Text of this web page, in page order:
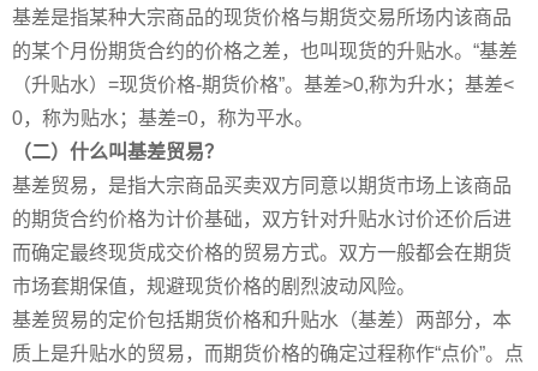
基差是指某种大宗商品的现货价格与期货交易所场内该商品
的某个月份期货合约的价格之差，也叫现货的升贴水。“基差
（升贴水）=现货价格-期货价格”。基差>0,称为升水；基差<
0，称为贴水；基差=0，称为平水。
（二）什么叫基差贸易？
基差贸易，是指大宗商品买卖双方同意以期货市场上该商品
的期货合约价格为计价基础，双方针对升贴水讨价还价后进
而确定最终现货成交价格的贸易方式。双方一般都会在期货
市场套期保值，规避现货价格的剧烈波动风险。
基差贸易的定价包括期货价格和升贴水（基差）两部分，本
质上是升贴水的贸易，而期货价格的确定过程称作“点价”。点